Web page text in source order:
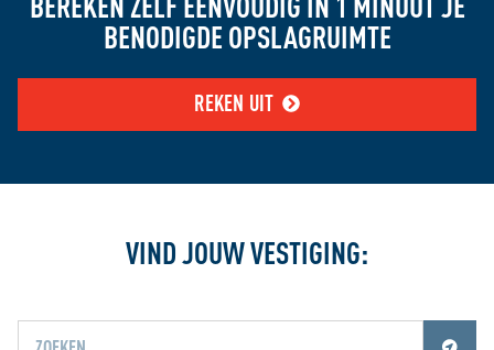
BENODIGDE OPSLAGRUIMTE
REKEN UIT
VIND JOUW VESTIGING: